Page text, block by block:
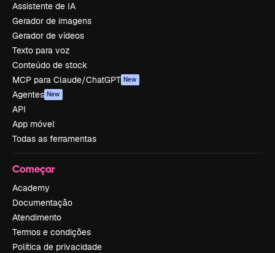
Assistente de IA
Gerador de imagens
Gerador de vídeos
Texto para voz
Conteúdo de stock
MCP para Claude/ChatGPT New
Agentes New
API
App móvel
Todas as ferramentas
Começar
Academy
Documentação
Atendimento
Termos e condições
Política de privacidade